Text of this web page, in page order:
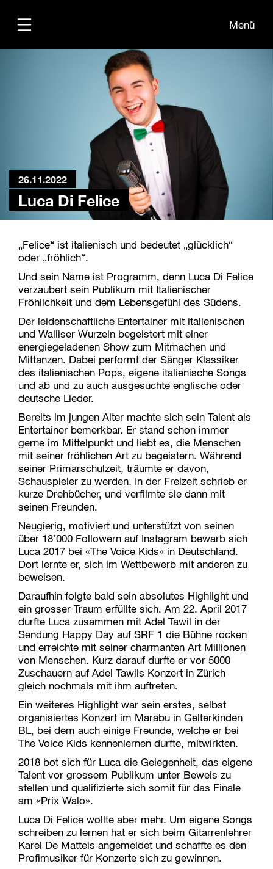
Menü
26.11.2022
Luca Di Felice
„Felice“ ist italienisch und bedeutet „glücklich“
oder „fröhlich“.
Und sein Name ist Programm, denn Luca Di Felice
verzaubert sein Publikum mit Italienischer
Fröhlichkeit und dem Lebensgefühl des Südens.
Der leidenschaftliche Entertainer mit italienischen
und Walliser Wurzeln begeistert mit einer
energiegeladenen Show zum Mitmachen und
Mittanzen. Dabei performt der Sänger Klassiker
des italienischen Pops, eigene italienische Songs
und ab und zu auch ausgesuchte englische oder
deutsche Lieder.
Bereits im jungen Alter machte sich sein Talent als
Entertainer bemerkbar. Er stand schon immer
gerne im Mittelpunkt und liebt es, die Menschen
mit seiner fröhlichen Art zu begeistern. Während
seiner Primarschulzeit, träumte er davon,
Schauspieler zu werden. In der Freizeit schrieb er
kurze Drehbücher, und verfilmte sie dann mit
seinen Freunden.
Neugierig, motiviert und unterstützt von seinen
über 18’000 Followern auf Instagram bewarb sich
Luca 2017 bei «The Voice Kids» in Deutschland.
Dort lernte er, sich im Wettbewerb mit anderen zu
beweisen.
Daraufhin folgte bald sein absolutes Highlight und
ein grosser Traum erfüllte sich. Am 22. April 2017
durfte Luca zusammen mit Adel Tawil in der
Sendung Happy Day auf SRF 1 die Bühne rocken
und erreichte mit seiner charmanten Art Millionen
von Menschen. Kurz darauf durfte er vor 5000
Zuschauern auf Adel Tawils Konzert in Zürich
gleich nochmals mit ihm auftreten.
Ein weiteres Highlight war sein erstes, selbst
organisiertes Konzert im Marabu in Gelterkinden
BL, bei dem auch einige Freunde, welche er bei
The Voice Kids kennenlernen durfte, mitwirkten.
2018 bot sich für Luca die Gelegenheit, das eigene
Talent vor grossem Publikum unter Beweis zu
stellen und qualifizierte sich somit für das Finale
am «Prix Walo».
Luca Di Felice wollte aber mehr. Um eigene Songs
schreiben zu lernen hat er sich beim Gitarrenlehrer
Karel De Matteis angemeldet und schaffte es den
Profimusiker für Konzerte sich zu gewinnen.